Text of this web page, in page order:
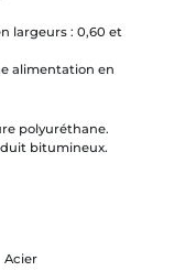
largeurs : 0,60 et
alimentation en
polyuréthane.
bitumineux.
Acier